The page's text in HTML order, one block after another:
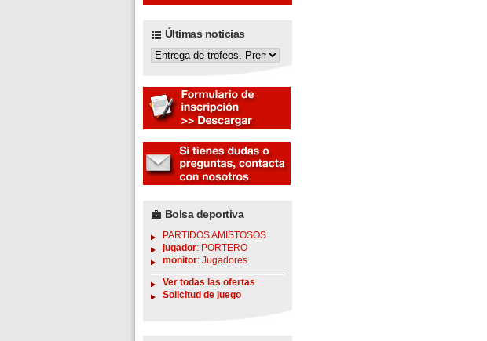
Últimas noticias
Bolsa deportiva
PARTIDOS AMISTOSOS
jugador: PORTERO
monitor: Jugadores
Ver todas las ofertas
Solicitud de juego